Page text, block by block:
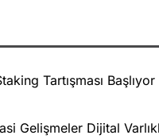
Tartışması Başlıyor
Gelişmeler Dijital